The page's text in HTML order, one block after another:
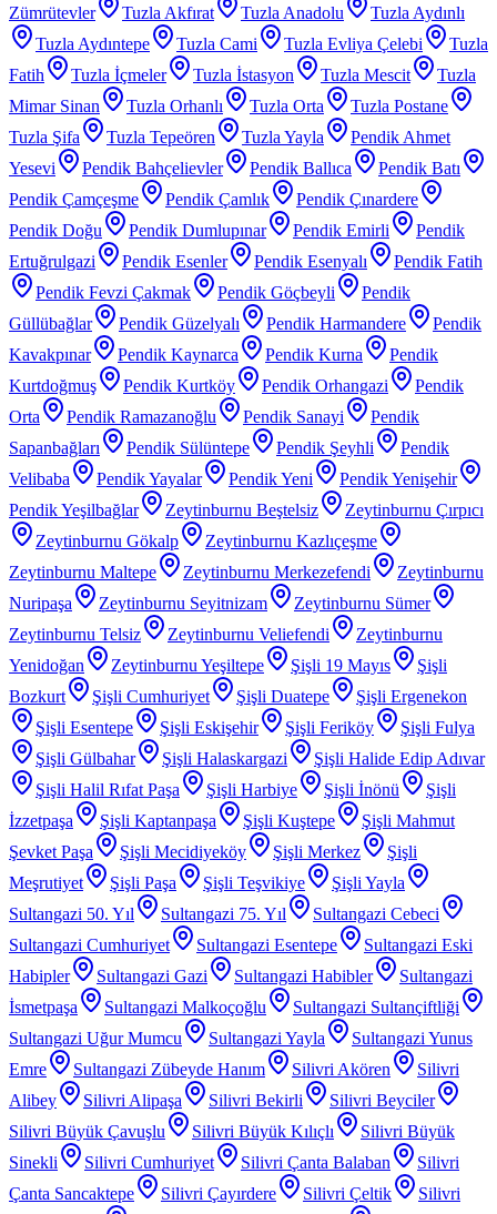
Zümrütevler
Tuzla Akfırat Tuzla Anadolu
Tuzla Aydınlı
Tuzla Aydıntepe
Tuzla Cami Tuzla Evliya Çelebi
Tuzla
Fatih
Tuzla İçmeler Tuzla İstasyon Tuzla Mescit
Tuzla
Mimar Sinan
Tuzla Orhanlı Tuzla Orta
Tuzla Postane
Tuzla Şifa
Tuzla Tepeören Tuzla Yayla
Pendik Ahmet
Yesevi
Pendik Bahçelievler Pendik Ballıca
Pendik Batı
Pendik Çamçeşme
Pendik Çamlık
Pendik Çınardere
Pendik Doğu
Pendik Dumlupınar Pendik Emirli
Pendik
Ertuğrulgazi
Pendik Esenler Pendik Esenyalı
Pendik Fatih
Pendik Fevzi Çakmak
Pendik Göçbeyli
Pendik
Güllübağlar
Pendik Güzelyalı Pendik Harmandere
Pendik
Kavakpınar
Pendik Kaynarca Pendik Kurna
Pendik
Kurtdoğmuş
Pendik Kurtköy Pendik Orhangazi
Pendik
Orta
Pendik Ramazanoğlu Pendik Sanayi
Pendik
Sapanbağları
Pendik Sülüntepe Pendik Şeyhli
Pendik
Velibaba
Pendik Yayalar Pendik Yeni
Pendik Yenişehir
Pendik Yeşilbağlar
Zeytinburnu Beştelsiz
Zeytinburnu Çırpıcı
Zeytinburnu Gökalp
Zeytinburnu Kazlıçeşme
Zeytinburnu Maltepe
Zeytinburnu Merkezefendi
Zeytinburnu
Nuripaşa
Zeytinburnu Seyitnizam
Zeytinburnu Sümer
Zeytinburnu Telsiz
Zeytinburnu Veliefendi
Zeytinburnu
Yenidoğan
Zeytinburnu Yeşiltepe Şişli 19 Mayıs
Şişli
Bozkurt
Şişli Cumhuriyet Şişli Duatepe
Şişli Ergenekon
Şişli Esentepe
Şişli Eskişehir Şişli Feriköy
Şişli Fulya
Şişli Gülbahar
Şişli Halaskargazi
Şişli Halide Edip Adıvar
Şişli Halil Rıfat Paşa
Şişli Harbiye Şişli İnönü
Şişli
İzzetpaşa
Şişli Kaptanpaşa Şişli Kuştepe
Şişli Mahmut
Şevket Paşa
Şişli Mecidiyeköy Şişli Merkez
Şişli
Meşrutiyet
Şişli Paşa Şişli Teşvikiye
Şişli Yayla
Sultangazi 50. Yıl
Sultangazi 75. Yıl
Sultangazi Cebeci
Sultangazi Cumhuriyet
Sultangazi Esentepe
Sultangazi Eski
Habipler
Sultangazi Gazi Sultangazi Habibler
Sultangazi
İsmetpaşa
Sultangazi Malkoçoğlu
Sultangazi Sultançiftliği
Sultangazi Uğur Mumcu
Sultangazi Yayla
Sultangazi Yunus
Emre
Sultangazi Zübeyde Hanım Silivri Akören
Silivri
Alibey
Silivri Alipaşa Silivri Bekirli
Silivri Beyciler
Silivri Büyük Çavuşlu
Silivri Büyük Kılıçlı
Silivri Büyük
Sinekli
Silivri Cumhuriyet Silivri Çanta Balaban
Silivri
Çanta Sancaktepe
Silivri Çayırdere Silivri Çeltik
Silivri